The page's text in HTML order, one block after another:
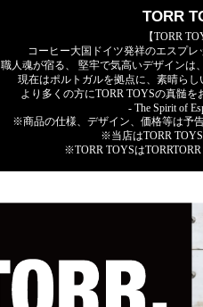
TORR
【TORR
コーヒー大国ドイツ発祥のエスプレ
職人魂が宿る、 堅牢で気高いデザインは
現在はポルトガルを拠点に、素晴らし
より多くの方にTORR TOYSの真髄を
- The Spirit of
※商品の仕様、デザイン、価格等は予
※当店はTORR TOYS
※TORR TOYSは